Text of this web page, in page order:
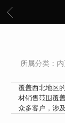
所属分类：
覆盖西北地区
材销售范围覆
众多客户，涉